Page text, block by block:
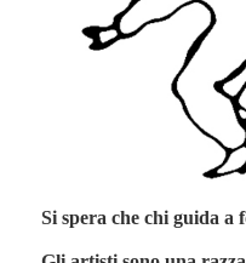
Si spera che chi guida